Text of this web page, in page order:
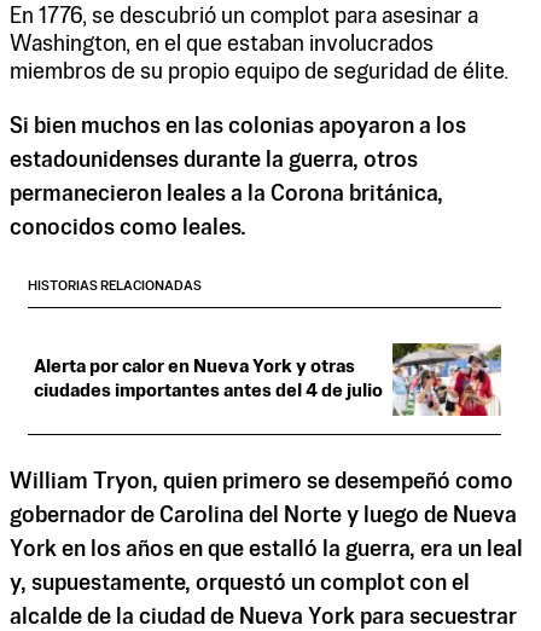
En 1776, se descubrió un complot para asesinar a
Washington, en el que estaban involucrados
miembros de su propio equipo de seguridad de élite.
Si bien muchos en las colonias apoyaron a los
estadounidenses durante la guerra, otros
permanecieron leales a la Corona británica,
conocidos como leales.
HISTORIAS RELACIONADAS
Alerta por calor en Nueva York y otras
ciudades importantes antes del 4 de julio
William Tryon, quien primero se desempeñó como
gobernador de Carolina del Norte y luego de Nueva
York en los años en que estalló la guerra, era un leal
y, supuestamente, orquestó un complot con el
alcalde de la ciudad de Nueva York para secuestrar